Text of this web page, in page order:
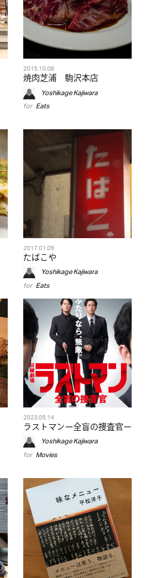
2015.10.08
焼肉芝浦 駒沢本店
Yoshikage Kajiwara
for Eats
2017.01.09
たばこや
Yoshikage Kajiwara
for Eats
2023.05.14
ラストマンー全盲の捜査官ー
Yoshikage Kajiwara
for Movies